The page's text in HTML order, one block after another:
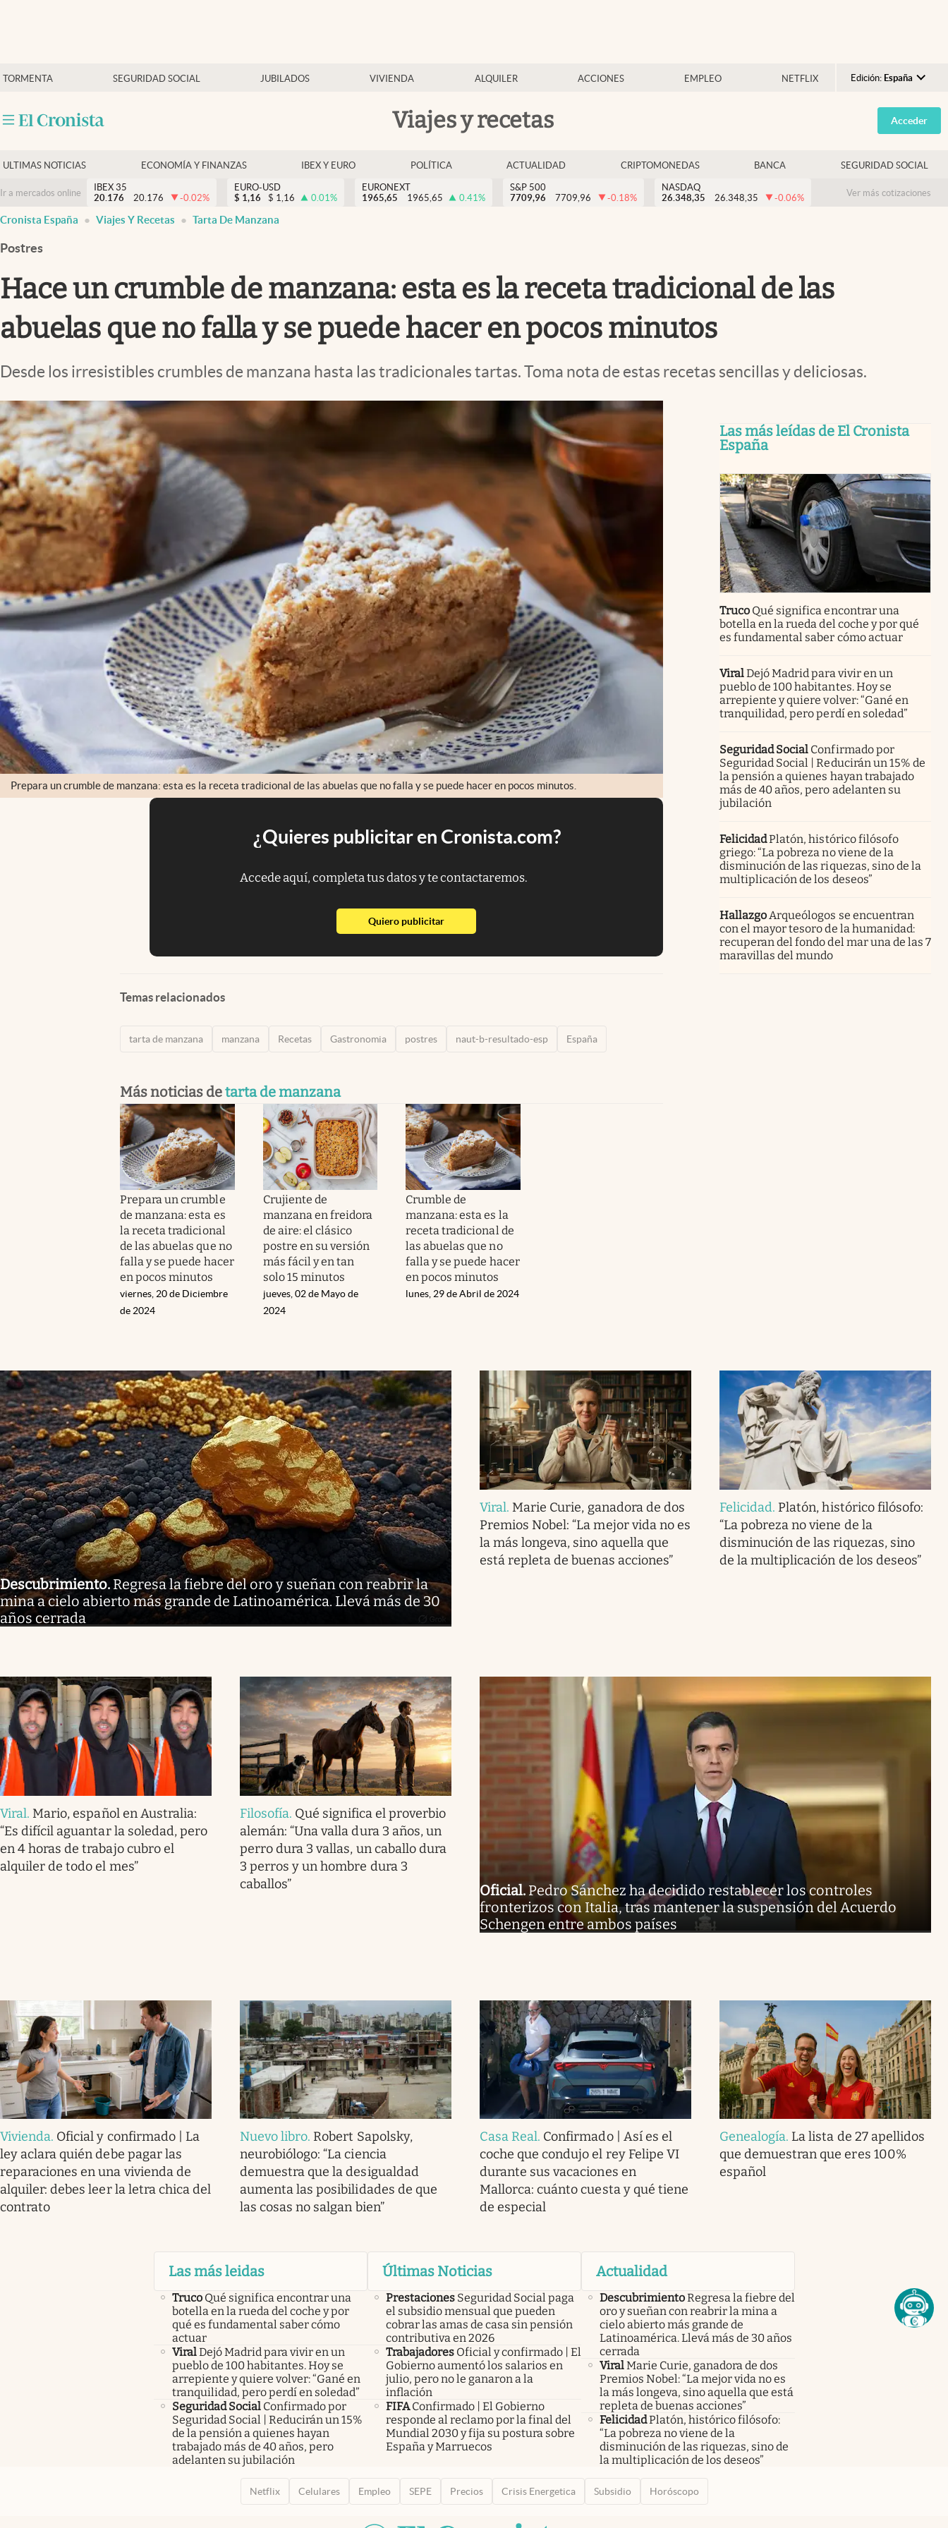
TORMENTA SEGURIDAD SOCIAL JUBILADOS VIVIENDA ALQUILER ACCIONES EMPLEO NETFLIX Edición: España
Argentina
España
USA
Colombia
Viajes y recetas
Economía y finanzas
Criptomonedas
Acceder
ULTIMAS NOTICIAS ECONOMÍA Y FINANZAS IBEX Y EURO POLÍTICA ACTUALIDAD CRIPTOMONEDAS BANCA SEGURIDAD SOCIAL
Ir a mercados online
IBEX 35
20.176
20.176 -0.02%
EURO-USD
$ 1,16 $ 1,16 0.01%
EURONEXT
1965,65
1965,65 0.41%
S&P 500
7709,96
7709,96 -0.18%
NASDAQ
26.348,35
26.348,35 -0.06% Ver más cotizaciones
Cronista España Viajes Y Recetas Tarta De Manzana
Postres
Hace un crumble de manzana: esta es la receta tradicional de las
abuelas que no falla y se puede hacer en pocos minutos
Desde los irresistibles crumbles de manzana hasta las tradicionales tartas. Toma nota de estas recetas sencillas y deliciosas.
Prepara un crumble de manzana: esta es la receta tradicional de las abuelas que no falla y se puede hacer en pocos minutos.
¿Quieres publicitar en Cronista.com?
Accede aquí, completa tus datos y te contactaremos.
Quiero publicitarabre en nueva pestaña
Temas relacionados
tarta de manzana manzana Recetas Gastronomia postres naut-b-resultado-esp España
Más noticias detarta de manzana
Prepara un crumble
de manzana: esta es
la receta tradicional
de las abuelas que no
falla y se puede hacer
en pocos minutos
viernes, 20 de Diciembre
de 2024
Crujiente de
manzana en freidora
de aire: el clásico
postre en su versión
más fácil y en tan
solo 15 minutos
jueves, 02 de Mayo de
2024
Crumble de
manzana: esta es la
receta tradicional de
las abuelas que no
falla y se puede hacer
en pocos minutos
lunes, 29 de Abril de 2024
Las más leídas de El Cronista
España
Truco Qué significa encontrar una
botella en la rueda del coche y por qué
es fundamental saber cómo actuar
ViralDejó Madrid para vivir en un
pueblo de 100 habitantes. Hoy se
arrepiente y quiere volver: “Gané en
tranquilidad, pero perdí en soledad”
Seguridad Social Confirmado por
Seguridad Social | Reducirán un 15% de
la pensión a quienes hayan trabajado
más de 40 años, pero adelanten su
jubilación
FelicidadPlatón, histórico filósofo
griego: “La pobreza no viene de la
disminución de las riquezas, sino de la
multiplicación de los deseos”
HallazgoArqueólogos se encuentran
con el mayor tesoro de la humanidad:
recuperan del fondo del mar una de las 7
maravillas del mundo
Descubrimiento. Regresa la fiebre del oro y sueñan con reabrir la
mina a cielo abierto más grande de Latinoamérica. Llevá más de 30
años cerrada
Viral. Marie Curie, ganadora de dos
Premios Nobel: “La mejor vida no es
la más longeva, sino aquella que
está repleta de buenas acciones”
Felicidad. Platón, histórico filósofo:
“La pobreza no viene de la
disminución de las riquezas, sino
de la multiplicación de los deseos”
Viral. Mario, español en Australia:
“Es difícil aguantar la soledad, pero
en 4 horas de trabajo cubro el
alquiler de todo el mes”
Filosofía. Qué significa el proverbio
alemán: “Una valla dura 3 años, un
perro dura 3 vallas, un caballo dura
3 perros y un hombre dura 3
caballos”
Oficial. Pedro Sánchez ha decidido restablecer los controles
fronterizos con Italia, tras mantener la suspensión del Acuerdo
Schengen entre ambos países
Vivienda. Oficial y confirmado | La
ley aclara quién debe pagar las
reparaciones en una vivienda de
alquiler: debes leer la letra chica del
contrato
Nuevo libro. Robert Sapolsky,
neurobiólogo: “La ciencia
demuestra que la desigualdad
aumenta las posibilidades de que
las cosas no salgan bien”
Casa Real. Confirmado | Así es el
coche que condujo el rey Felipe VI
durante sus vacaciones en
Mallorca: cuánto cuesta y qué tiene
de especial
Genealogía. La lista de 27 apellidos
que demuestran que eres 100%
español
Las más leidas
Truco Qué significa encontrar una
botella en la rueda del coche y por
qué es fundamental saber cómo
actuar
ViralDejó Madrid para vivir en un
pueblo de 100 habitantes. Hoy se
arrepiente y quiere volver: “Gané en
tranquilidad, pero perdí en soledad”
Seguridad Social Confirmado por
Seguridad Social | Reducirán un 15%
de la pensión a quienes hayan
trabajado más de 40 años, pero
adelanten su jubilación
Últimas Noticias
Prestaciones Seguridad Social paga
el subsidio mensual que pueden
cobrar las amas de casa sin pensión
contributiva en 2026
Trabajadores Oficial y confirmado | El
Gobierno aumentó los salarios en
julio, pero no le ganaron a la
inflación
FIFA Confirmado | El Gobierno
responde al reclamo por la final del
Mundial 2030 y fija su postura sobre
España y Marruecos
Actualidad
DescubrimientoRegresa la fiebre del
oro y sueñan con reabrir la mina a
cielo abierto más grande de
Latinoamérica. Llevá más de 30 años
cerrada
ViralMarie Curie, ganadora de dos
Premios Nobel: “La mejor vida no es
la más longeva, sino aquella que está
repleta de buenas acciones”
FelicidadPlatón, histórico filósofo:
“La pobreza no viene de la
disminución de las riquezas, sino de
la multiplicación de los deseos”
Netflix Celulares Empleo SEPE Precios Crisis Energetica Subsidio Horóscopo